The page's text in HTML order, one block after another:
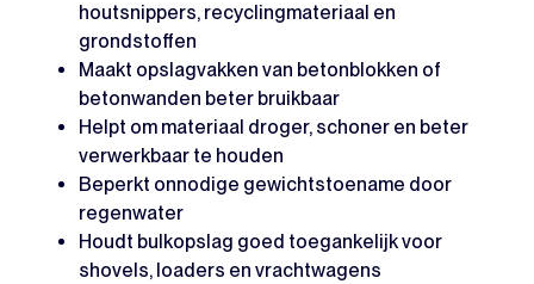
houtsnippers, recyclingmateriaal en
grondstoffen
Maakt opslagvakken van betonblokken of
betonwanden beter bruikbaar
Helpt om materiaal droger, schoner en beter
verwerkbaar te houden
Beperkt onnodige gewichtstoename door
regenwater
Houdt bulkopslag goed toegankelijk voor
shovels, loaders en vrachtwagens